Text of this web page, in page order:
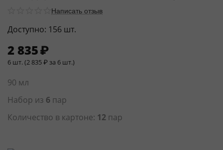
Написать отзыв
Доступно: 156 шт.
2 835₽
6 шт. (2 835₽за 6 шт.)
90 мл
Набор из 6 пар
Количество в картоне: 12 пар